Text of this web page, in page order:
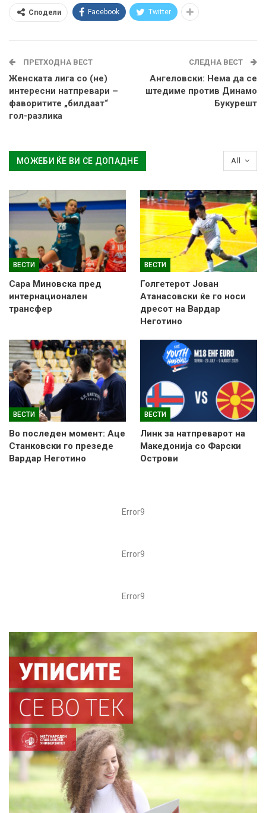
Сподели Facebook Twitter
ПРЕТХОДНА ВЕСТ
Женската лига со (не)
интересни натпревари –
фаворитите „билдаат“
гол-разлика
СЛЕДНА ВЕСТ
Ангеловски: Нема да се
штедиме против Динамо
Букурешт
All
МОЖЕБИ ЌЕ ВИ СЕ ДОПАДНЕ
ВЕСТИ
Сара Миновска пред
интернационален
трансфер
ВЕСТИ
Голгетерот Јован
Атанасовски ќе го носи
дресот на Вардар
Неготино
ВЕСТИ
Во последен момент: Аце
Станковски го презеде
Вардар Неготино
ВЕСТИ
Линк за натпреварот на
Македонија со Фарски
Острови
Error9
Error9
Error9